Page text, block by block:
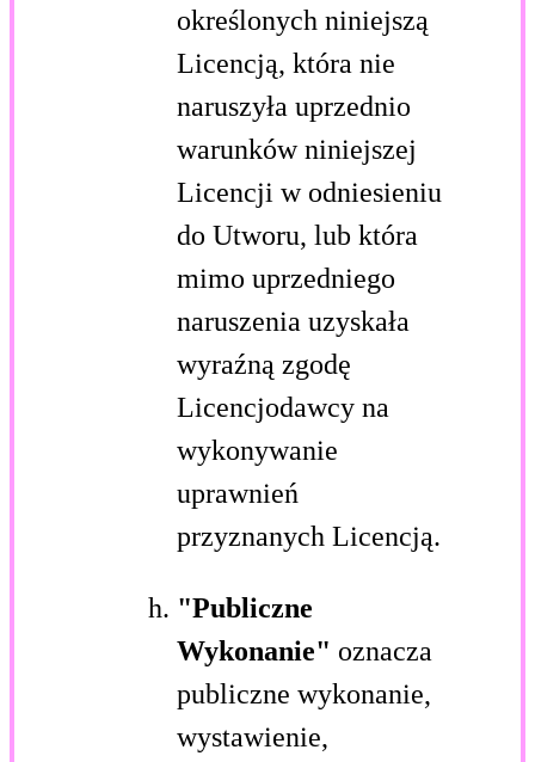
określonych niniejszą
Licencją, która nie
naruszyła uprzednio
warunków niniejszej
Licencji w odniesieniu
do Utworu, lub która
mimo uprzedniego
naruszenia uzyskała
wyraźną zgodę
Licencjodawcy na
wykonywanie
uprawnień
przyznanych Licencją.
"Publiczne
Wykonanie" oznacza
publiczne wykonanie,
wystawienie,